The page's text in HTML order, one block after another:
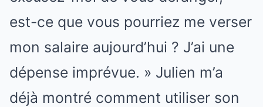
est-ce que vous pourriez me verser
mon salaire aujourd’hui ? J’ai une
dépense imprévue. » Julien m’a
déjà montré comment utiliser son